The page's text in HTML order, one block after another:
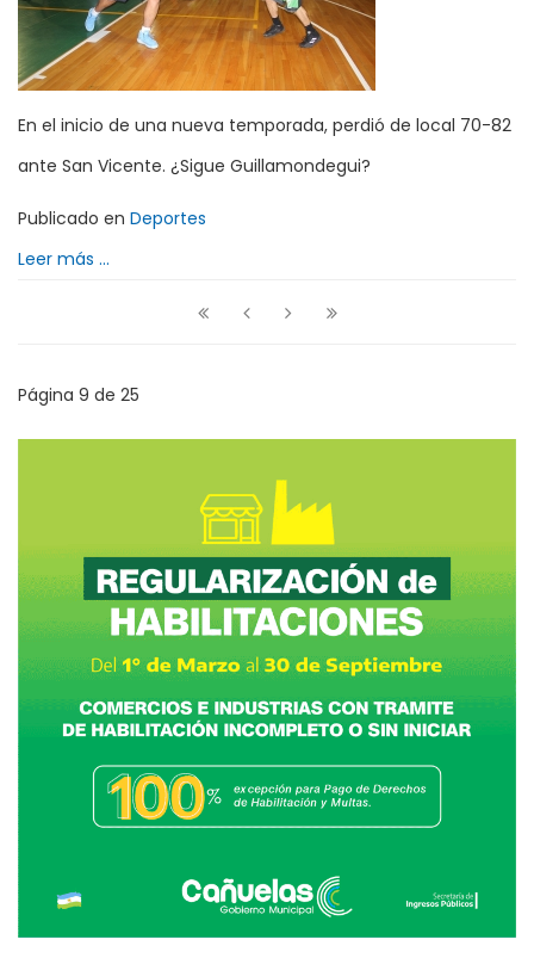
En el inicio de una nueva temporada, perdió de local 70-82
ante San Vicente. ¿Sigue Guillamondegui?
Publicado en Deportes
Leer más ...
Página 9 de 25